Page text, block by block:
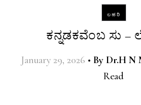
ಲಹರಿ
ಕನ್ನಡಕವೆಂಬ ಸು
January 29, 2026 • By Dr.H N
Read